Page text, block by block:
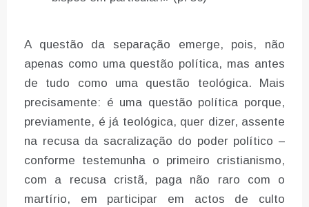
A questão da separação emerge, pois, não
apenas como uma questão política, mas antes
de tudo como uma questão teológica. Mais
precisamente: é uma questão política porque,
previamente, é já teológica, quer dizer, assente
na recusa da sacralização do poder político –
conforme testemunha o primeiro cristianismo,
com a recusa cristã, paga não raro com o
martírio, em participar em actos de culto